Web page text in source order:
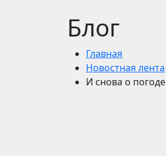
Блог
Главная
Новостная лента
И снова о погоде